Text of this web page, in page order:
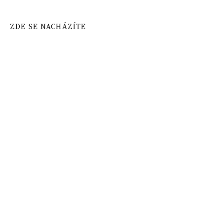
ZDE SE NACHÁZÍTE